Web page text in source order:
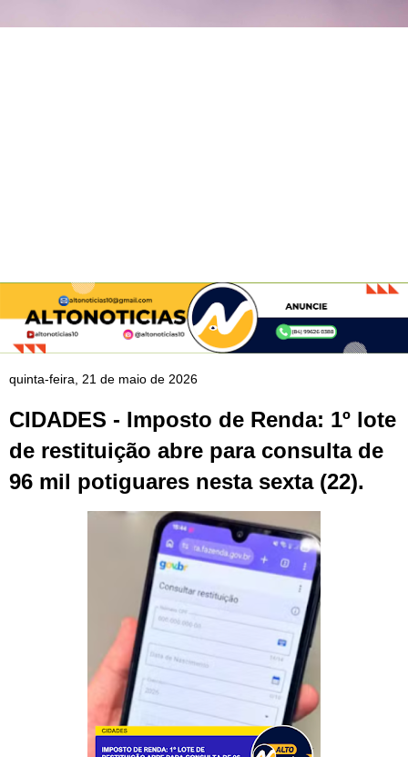
quinta-feira, 21 de maio de 2026
CIDADES - Imposto de Renda: 1º lote
de restituição abre para consulta de
96 mil potiguares nesta sexta (22).